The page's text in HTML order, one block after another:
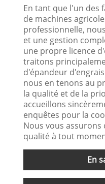
En tant que l'un des
de machines
professionnelle,
et une gestion
une propre licence
traitons
d'épandeur
nous en tenons au
la qualité et de la
accueillons
enquêtes pour la
Nous vous assurons
qualité à tout
En